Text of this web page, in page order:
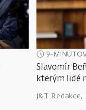
9-
Slavomír
kterým lidé
J&T Redakce,